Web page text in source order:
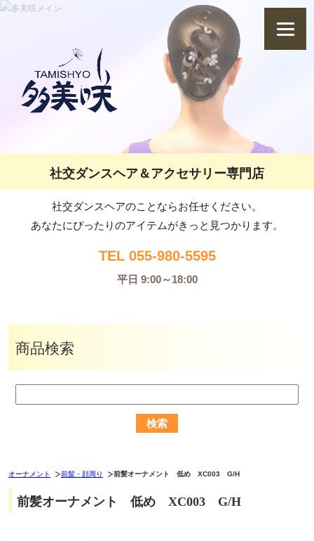
社交ダンスヘア＆アクセサリー専門店
社交ダンスヘアのことならお任せください。
あなたにぴったりのアイテムがきっと見つかります。
TEL 055-980-5595
平日 9:00～18:00
商品検索
オーナメント 前髪・顔周り 前髪オーナメント 低め XC003 G/H
前髪オーナメント 低め XC003 G/H